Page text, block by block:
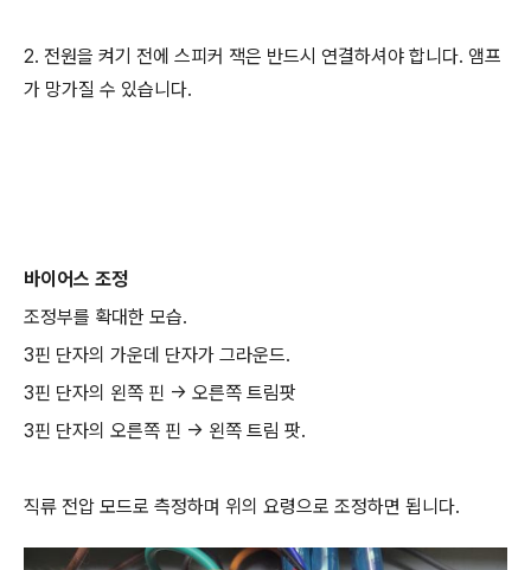
2. 전원을 켜기 전에 스피커 잭은 반드시 연결하셔야 합니다. 앰프
가 망가질 수 있습니다.
바이어스 조정
조정부를 확대한 모습.
3핀 단자의 가운데 단자가 그라운드.
3핀 단자의 왼쪽 핀 -> 오른쪽 트림팟
3핀 단자의 오른쪽 핀 -> 왼쪽 트림 팟.
직류 전압 모드로 측정하며 위의 요령으로 조정하면 됩니다.